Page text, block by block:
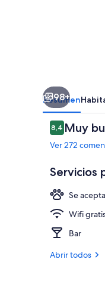
98+
Resumen
8,48,4 de 10
Muy
Ver 272
Servicios
Se
Wifi
Bar
Abrir todos